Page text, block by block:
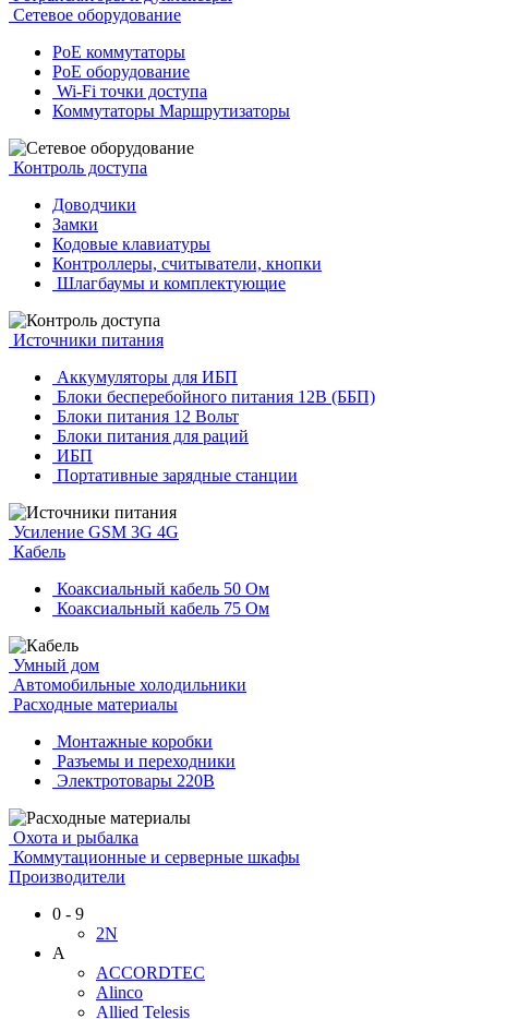
Сетевое оборудование
PoE коммутаторы
PoE оборудование
Wi-Fi точки доступа
Коммутаторы Маршрутизаторы
Контроль доступа
Доводчики
Замки
Кодовые клавиатуры
Контроллеры, считыватели, кнопки
Шлагбаумы и комплектующие
Источники питания
Аккумуляторы для ИБП
Блоки бесперебойного питания 12В (ББП)
Блоки питания 12 Вольт
Блоки питания для раций
ИБП
Портативные зарядные станции
Усиление GSM 3G 4G
Кабель
Коаксиальный кабель 50 Ом
Коаксиальный кабель 75 Ом
Умный дом
Автомобильные холодильники
Расходные материалы
Монтажные коробки
Разъемы и переходники
Электротовары 220В
Охота и рыбалка
Коммутационные и серверные шкафы
Производители
0 - 9
2N
A
ACCORDTEC
Alinco
Allied Telesis